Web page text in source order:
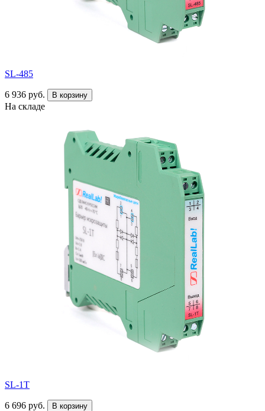
SL-485
6 936 руб. В корзину
На складе
SL-1T
6 696 руб. В корзину